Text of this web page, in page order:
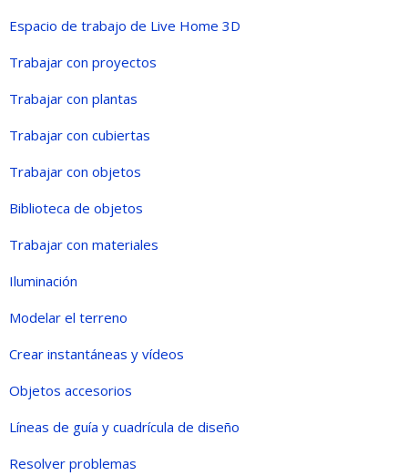
Espacio de trabajo de Live Home 3D
Trabajar con proyectos
Trabajar con plantas
Trabajar con cubiertas
Trabajar con objetos
Biblioteca de objetos
Trabajar con materiales
Iluminación
Modelar el terreno
Crear instantáneas y vídeos
Objetos accesorios
Líneas de guía y cuadrícula de diseño
Resolver problemas